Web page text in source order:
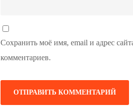
Сохранить моё имя, email и адрес
комментариев.